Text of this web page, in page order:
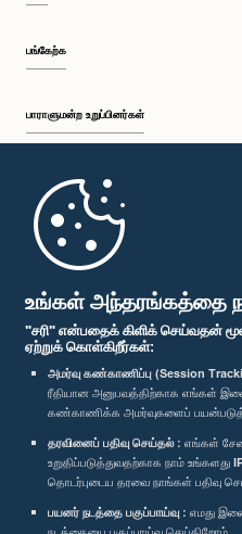
உங்கள் அந்தரங்கத்தை
"சரி" என்பதைக் கிளிக் செய்வதன்
ஏற்றுக் கொள்கிறீர்கள்:
அமர்வு கண்காணிப்பு (Session
ரீதியான அனுபவத்திற்காக எங்கள்
கண்காணிக்க அமர்வுகளைப்
தரவினைப் பதிவு செய்தல் : எங்கள்
உறுதிப்படுத்துவதற்காக நாம் உங்களது
தொடர்புடைய தரவை நாங்கள் பதிவு
பயனர் நடத்தை பகுப்பாய்வு : எமது
பங்கேற்க
பாராளுமன்ற உறுப்பினர்கள்
முதற்பக்கம்
பாராளுமன்ற கையடக்க செயலி
எம்மை பின்தொடர்க :
விருதுகள்
தனியுரிமைக் கொள்கை